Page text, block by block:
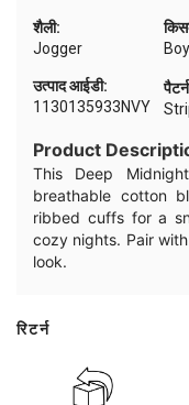
शैली:
Jogger
उत्पाद आईडी:
1130135933NVY
Product
This Deep
breathable cotton
ribbed cuffs for a
cozy nights. Pair
look.
रिटर्न